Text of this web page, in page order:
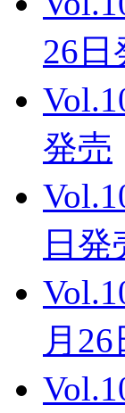
26日
発売
日発
月